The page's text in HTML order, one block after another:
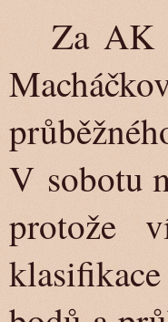
Za AK
V sobotu
protože